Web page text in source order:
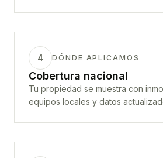
4 DÓNDE APLICAMOS
Cobertura nacional
Tu propiedad se muestra con
equipos locales y datos